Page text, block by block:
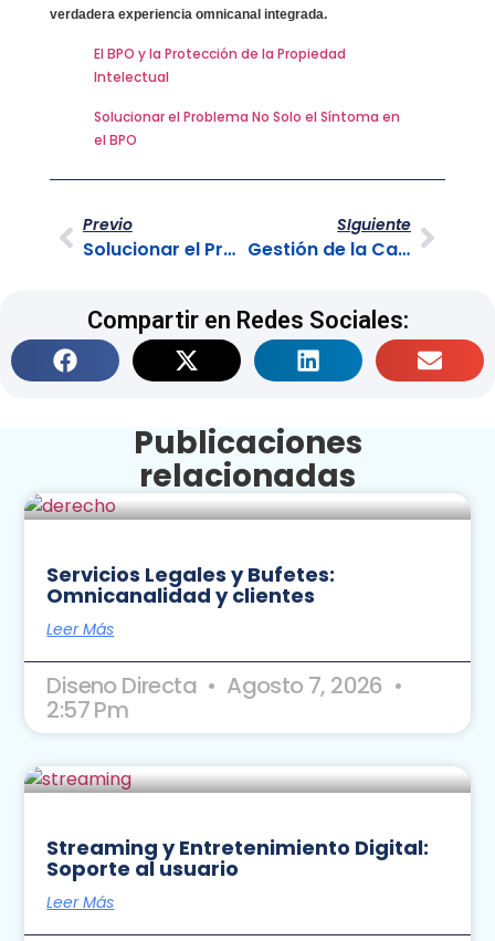
verdadera experiencia omnicanal integrada.
El BPO y la Protección de la Propiedad
Intelectual
Solucionar el Problema No Solo el Síntoma en
el BPO
Previo
Solucionar el Problema No Solo el Síntoma en el BPO
SIguiente
Gestión de la Calidad en el Back Office
Compartir en Redes Sociales:
Publicaciones
relacionadas
Servicios Legales y Bufetes:
Omnicanalidad y clientes
Leer Más
Diseno Directa Agosto 7, 2026
2:57 Pm
Streaming y Entretenimiento Digital:
Soporte al usuario
Leer Más